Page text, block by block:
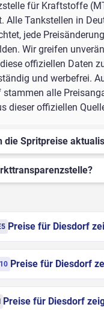
für Kraftstoffe
Alle Tankstellen in
jede
Wir greifen
offiziellen Daten
und werbefrei.
alle
dieser offiziellen
die Spritpreise
Preise für Diesdorf
Preise für Diesdorf
Preise für Diesdorf